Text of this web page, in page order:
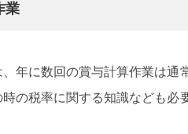
業
年に数回の賞与計算作業は通
の税率に関する知識なども必